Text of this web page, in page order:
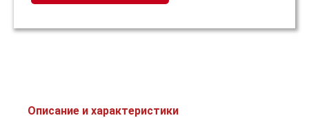
Описание и характеристики